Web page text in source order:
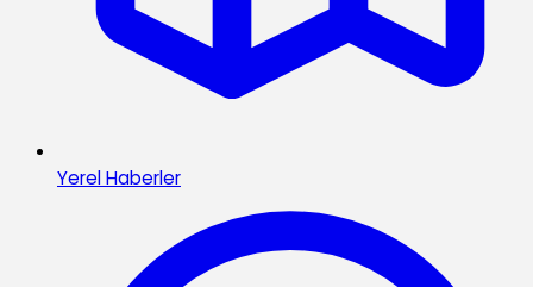
Yerel Haberler